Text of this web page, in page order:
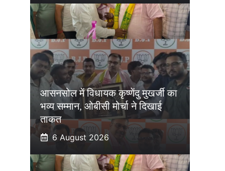
आसनसोल में विधायक कृष्णेंदु मुखर्जी का
भव्य सम्मान, ओबीसी मोर्चा ने दिखाई
ताकत
6 August 2026